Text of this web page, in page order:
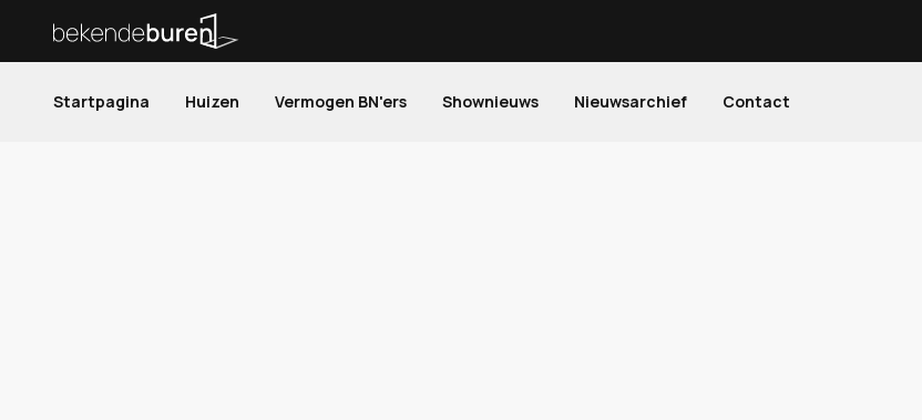
Startpagina Huizen Vermogen BN'ers Shownieuws Nieuwsarchief Contact